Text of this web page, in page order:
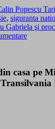
Popescu
, siguranta
Gabriela şi
casa